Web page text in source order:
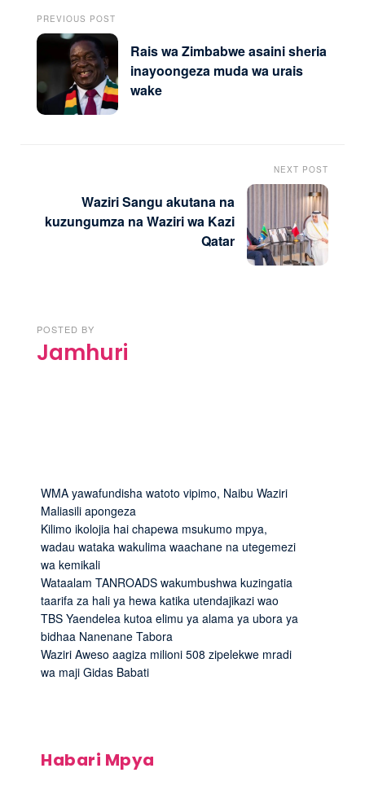
PREVIOUS POST
Rais wa Zimbabwe asaini sheria
inayoongeza muda wa urais
wake
NEXT POST
Waziri Sangu akutana na
kuzungumza na Waziri wa Kazi
Qatar
POSTED BY
Jamhuri
WMA yawafundisha watoto vipimo, Naibu Waziri
Maliasili apongeza
Kilimo ikolojia hai chapewa msukumo mpya,
wadau wataka wakulima waachane na utegemezi
wa kemikali
Wataalam TANROADS wakumbushwa kuzingatia
taarifa za hali ya hewa katika utendajikazi wao
TBS Yaendelea kutoa elimu ya alama ya ubora ya
bidhaa Nanenane Tabora
Waziri Aweso aagiza milioni 508 zipelekwe mradi
wa maji Gidas Babati
Habari Mpya